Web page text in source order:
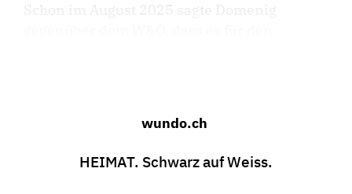
Schon im August 2025 sagte Domenig
wundo.ch
HEIMAT. Schwarz auf Weiss.